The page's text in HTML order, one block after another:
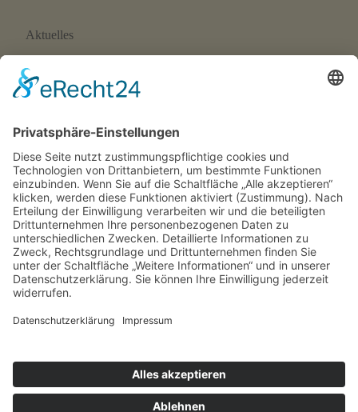
Aktuelles
Neue Eltern-Kind-Turnstunde ab September 2026
Wir suchen Trainer*innen!
SFH-News 171 · 01/26
SFH-News 170 · 04/25
Rechtliches
Impressum
Datenschutzerklärung
© 2026Sportfreunde Harteck München e.V.– Alle Rechte